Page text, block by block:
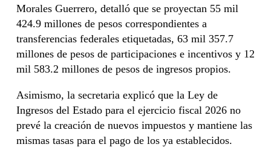
Morales Guerrero, detalló que se proyectan 55 mil
424.9 millones de pesos correspondientes a
transferencias federales etiquetadas, 63 mil 357.7
millones de pesos de participaciones e incentivos y 12
mil 583.2 millones de pesos de ingresos propios.
Asimismo, la secretaria explicó que la Ley de
Ingresos del Estado para el ejercicio fiscal 2026 no
prevé la creación de nuevos impuestos y mantiene las
mismas tasas para el pago de los ya establecidos.